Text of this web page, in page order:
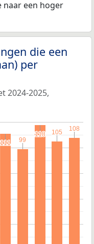
naar een hoger
die een
per
2024-2025,
111
111 99
99
118
118 105
105 108
108